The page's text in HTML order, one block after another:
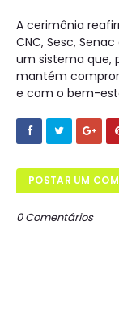
A cerimônia
CNC, Sesc,
um sistema que,
mantém
e com o bem-
POSTAR UM
0 Comentários